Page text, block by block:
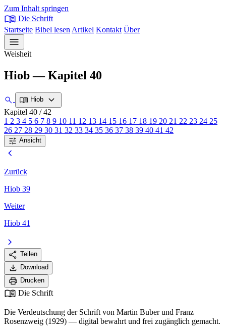
Zum Inhalt springen
menu_book Die Schrift
Startseite Bibel lesen Artikel Kontakt Über
menu
Weisheit
Hiob — Kapitel 40
search menu_book Hiob expand_more
Kapitel 40 / 42
1 2 3 4 5 6 7 8 9 10 11 12 13 14 15 16 17 18 19 20 21 22 23 24 25
26 27 28 29 30 31 32 33 34 35 36 37 38 39 40 41 42
tune Ansicht
chevron_left
Zurück
Hiob 39
Weiter
Hiob 41
chevron_right
share Teilen
download Download
print Drucken
menu_book Die Schrift
Die Verdeutschung der Schrift von Martin Buber und Franz
Rosenzweig (1929) — digital bewahrt und frei zugänglich gemacht.